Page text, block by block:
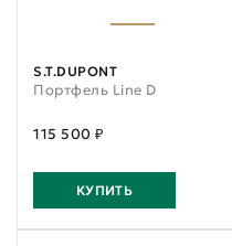
S.T.DUPONT
Портфель Line D
115 500 ₽
КУПИТЬ